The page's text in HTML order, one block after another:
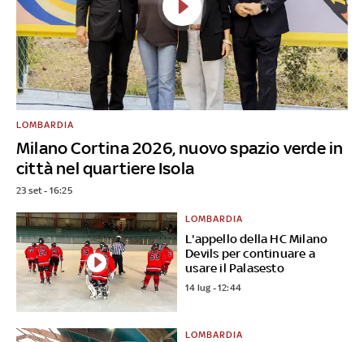
Milano Cortina 2026, nuovo spazio verde in
città nel quartiere Isola
LOMBARDIA
23 set - 16:25
L'appello della HC Milano
Devils per continuare a
usare il Palasesto
LOMBARDIA
14 lug - 12:44
LOMBARDIA